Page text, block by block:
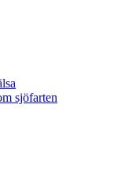
sjöfarten